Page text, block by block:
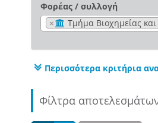
Φορέας / συλλογή
×
Τμήμα Βιοχημείας
Περισσότερα κριτήρια
Φίλτρα